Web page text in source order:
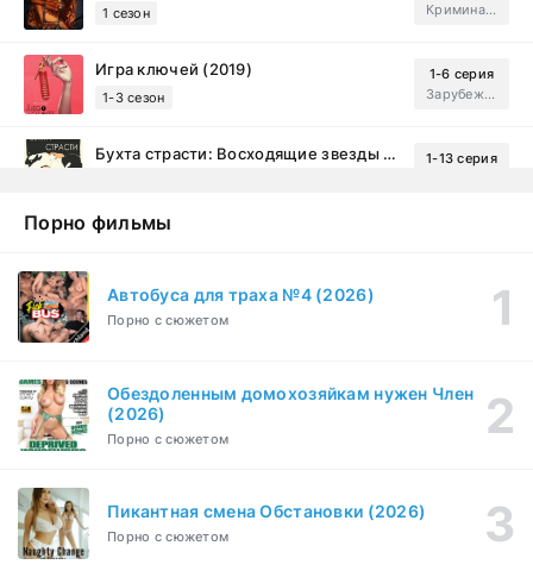
1 сезон
Криминал, Мистический, Триллер, Драма
Игра ключей (2019)
1-3 сезон
1-6 серия
Зарубежный, Мелодрама, Драма
Бухта страсти: Восходящие звезды (2000)
1-13 серия
Эйфория (2019)
Бисексуалка (2018)
Сутенёры (2023)
1 сезон
1-6 серия
Порно фильмы
Автобуса для траха №4 (2026)
Порно с сюжетом
Обездоленным домохозяйкам нужен Член
(2026)
Порно с сюжетом
Пикантная смена Обстановки (2026)
Порно с сюжетом